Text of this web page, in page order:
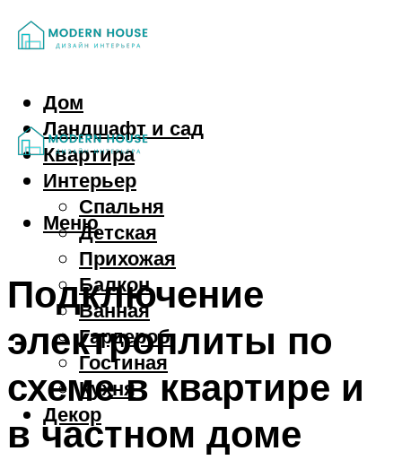
Дом
Ландшафт и сад
Квартира
Интерьер
Спальня
Детская
Прихожая
Балкон
Ванная
Гардероб
Гостиная
Кухня
Декор
Меню
Подключение
электроплиты по
схеме в квартире и
в частном доме